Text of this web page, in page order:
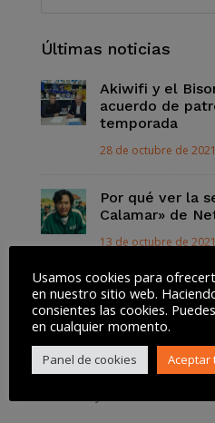
Últimas noticias
Akiwifi y el
acuerdo de
temporada
28 de octubre de 2021
Por qué ver la
Calamar» de
13 de octubre de
Así funciona la
dejar de recibir
13 de octubre de 2021
Usamos cookies para
en nuestro sitio web.
consientes las cookies.
en cualquier momento.
Panel de cookies Aceptar